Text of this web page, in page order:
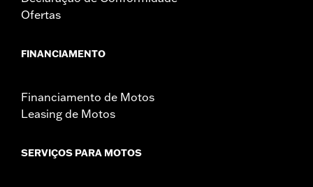
Ofertas
FINANCIAMENTO
Financiamento de Motos
Leasing de Motos
SERVIÇOS PARA MOTOS